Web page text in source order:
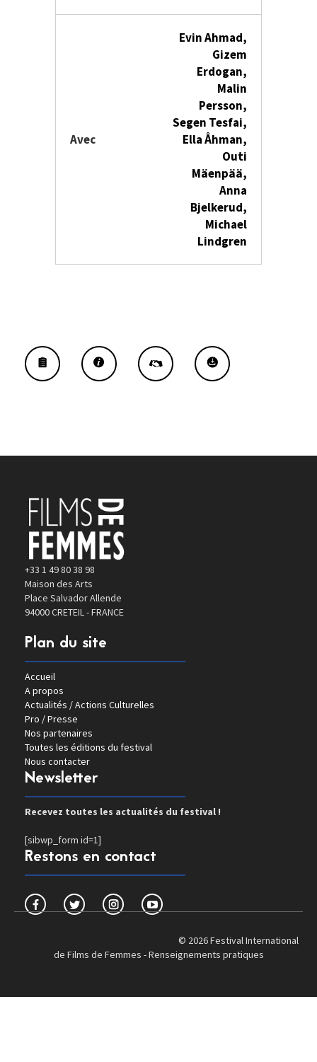
Avec
Evin Ahmad,
Gizem
Erdogan,
Malin
Persson,
Segen Tesfai,
Ella Åhman,
Outi
Mäenpää,
Anna
Bjelkerud,
Michael
Lindgren
+33 1 49 80 38 98
Maison des Arts
Place Salvador Allende
94000 CRETEIL - FRANCE
Plan du site
Accueil
A propos
Actualités / Actions Culturelles
Pro / Presse
Nos partenaires
Toutes les éditions du festival
Nous contacter
Newsletter
Recevez toutes les actualités du festival !
[sibwp_form id=1]
Restons en contact
© 2026 Festival International
de Films de Femmes -Renseignements pratiques